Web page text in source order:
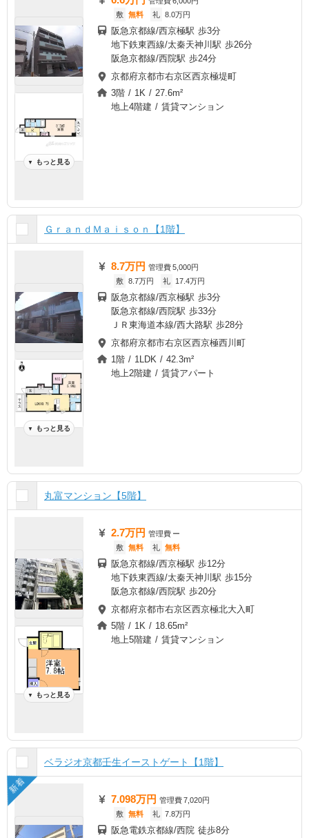
▼ もっと見る
敷 無料 礼 8.0万円
阪急京都線/西京極駅 歩3分
地下鉄東西線/太秦天神川駅 歩26分
阪急京都線/西院駅 歩24分
京都府京都市右京区西京極堤町
3階 / 1K / 27.6m²
地上4階建 / 賃貸マンション
ＧｒａｎｄＭａｉｓｏｎ【1階】
▼ もっと見る
8.7万円 管理費5,000円
敷 8.7万円 礼 17.4万円
阪急京都線/西京極駅 歩3分
阪急京都線/西院駅 歩33分
ＪＲ東海道本線/西大路駅 歩28分
京都府京都市右京区西京極西川町
1階 / 1LDK / 42.3m²
地上2階建 / 賃貸アパート
丸富マンション【5階】
▼ もっと見る
2.7万円 管理費 ー
敷 無料 礼 無料
阪急京都線/西京極駅 歩12分
地下鉄東西線/太秦天神川駅 歩15分
阪急京都線/西院駅 歩20分
京都府京都市右京区西京極北大入町
5階 / 1K / 18.65m²
地上5階建 / 賃貸マンション
ベラジオ京都壬生イーストゲート【1階】
新着
7.098万円 管理費7,020円
敷 無料 礼 7.8万円
阪急電鉄京都線/西院 徒歩8分